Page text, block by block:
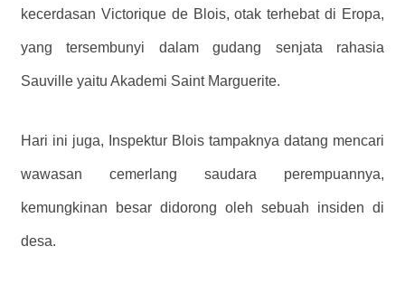
kecerdasan Victorique de Blois, otak terhebat di Eropa,
yang tersembunyi dalam gudang senjata rahasia
Sauville yaitu Akademi Saint Marguerite.
Hari ini juga, Inspektur Blois tampaknya datang mencari
wawasan cemerlang saudara perempuannya,
kemungkinan besar didorong oleh sebuah insiden di
desa.